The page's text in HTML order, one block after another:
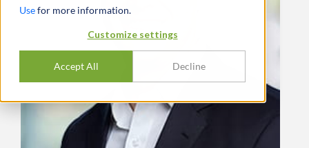
Usefor more information.
Customize settings
Accept All Decline